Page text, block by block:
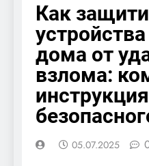
Как
дома от
взлома:
05.07.2025